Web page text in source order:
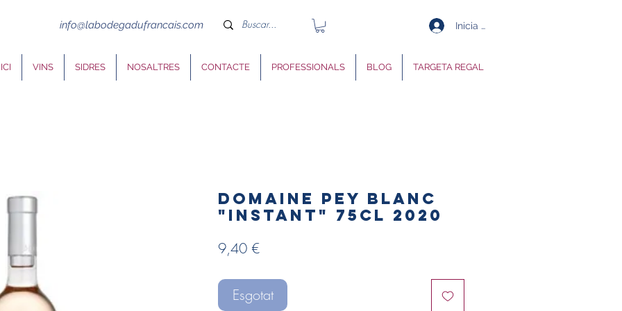
Inicia la sessió
VINS SIDRES NOSALTRES CONTACTE PROFESSIONALS BLOG TARGETA REGAL
info@labodegadufrancais.com
Domaine PEY BLANC
"Instant" 75cl 2020
9,40 €Price
Esgotat